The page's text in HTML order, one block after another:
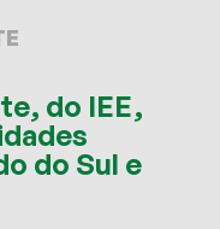
do IEE,
do Sul e